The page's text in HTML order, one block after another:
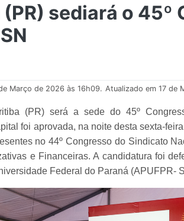
sediará o 45º
Março de 2026 às 16h09. Atualizado em 17 de
(PR) será a sede do 45º
foi aprovada, na noite desta sexta-
no 44º Congresso do Sindicato
e Financeiras. A candidatura foi
Federal do Paraná (APUFPR-